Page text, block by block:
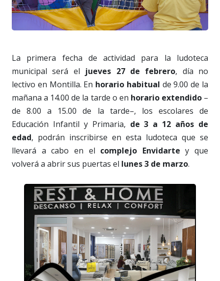
La primera fecha de actividad para la ludoteca
municipal será el jueves 27 de febrero, día no
lectivo en Montilla. En horario habitual de 9.00 de la
mañana a 14.00 de la tarde o en horario extendido–
de 8.00 a 15.00 de la tarde–, los escolares de
Educación Infantil y Primaria, de 3 a 12 años de
edad, podrán inscribirse en esta ludoteca que se
llevará a cabo en el complejo Envidarte y que
volverá a abrir sus puertas el lunes 3 de marzo.